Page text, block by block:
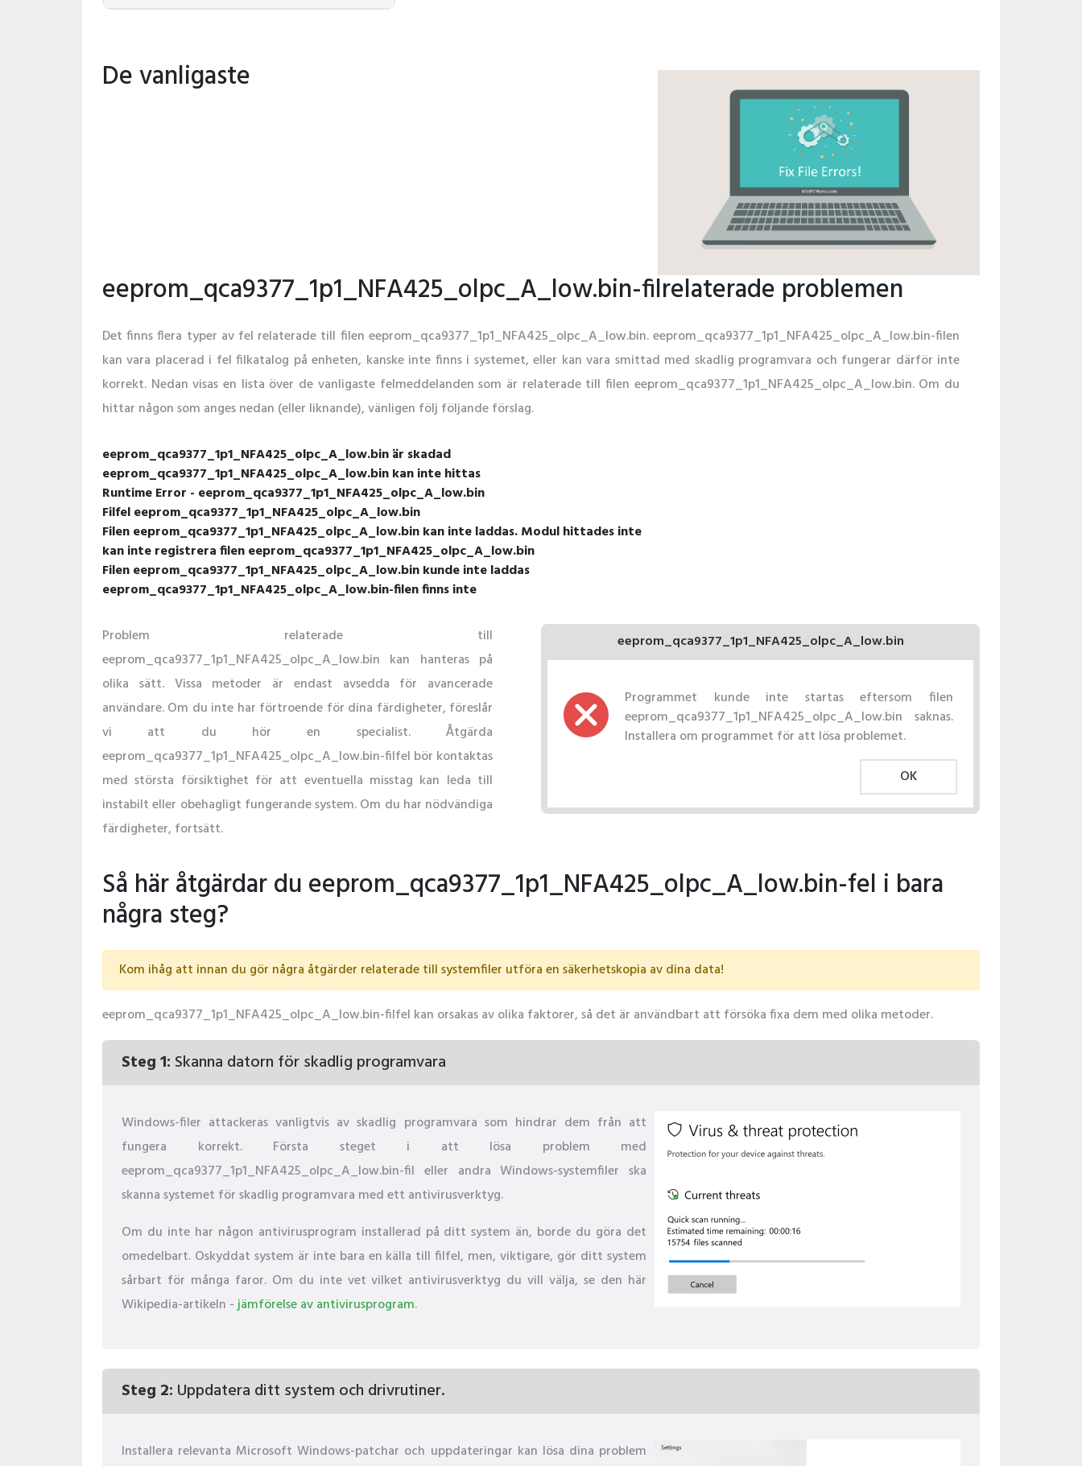
De vanligaste
eeprom_qca9377_1p1_NFA425_olpc_A_low.bin-filrelaterade problemen
Det finns flera typer av fel relaterade till filen eeprom_qca9377_1p1_NFA425_olpc_A_low.bin. eeprom_qca9377_1p1_NFA425_olpc_A_low.bin-filen
kan vara placerad i fel filkatalog på enheten, kanske inte finns i systemet, eller kan vara smittad med skadlig programvara och fungerar därför inte
korrekt. Nedan visas en lista över de vanligaste felmeddelanden som är relaterade till filen eeprom_qca9377_1p1_NFA425_olpc_A_low.bin. Om du
hittar någon som anges nedan (eller liknande), vänligen följ följande förslag.
eeprom_qca9377_1p1_NFA425_olpc_A_low.bin är skadad
eeprom_qca9377_1p1_NFA425_olpc_A_low.bin kan inte hittas
Runtime Error - eeprom_qca9377_1p1_NFA425_olpc_A_low.bin
Filfel eeprom_qca9377_1p1_NFA425_olpc_A_low.bin
Filen eeprom_qca9377_1p1_NFA425_olpc_A_low.bin kan inte laddas. Modul hittades inte
kan inte registrera filen eeprom_qca9377_1p1_NFA425_olpc_A_low.bin
Filen eeprom_qca9377_1p1_NFA425_olpc_A_low.bin kunde inte laddas
eeprom_qca9377_1p1_NFA425_olpc_A_low.bin-filen finns inte
eeprom_qca9377_1p1_NFA425_olpc_A_low.bin
Programmet kunde inte startas eftersom filen
eeprom_qca9377_1p1_NFA425_olpc_A_low.bin saknas.
Installera om programmet för att lösa problemet.
OK
Problem relaterade till
eeprom_qca9377_1p1_NFA425_olpc_A_low.bin kan hanteras på
olika sätt. Vissa metoder är endast avsedda för avancerade
användare. Om du inte har förtroende för dina färdigheter, föreslår
vi att du hör en specialist. Åtgärda
eeprom_qca9377_1p1_NFA425_olpc_A_low.bin-filfel bör kontaktas
med största försiktighet för att eventuella misstag kan leda till
instabilt eller obehagligt fungerande system. Om du har nödvändiga
färdigheter, fortsätt.
Så här åtgärdar du eeprom_qca9377_1p1_NFA425_olpc_A_low.bin-fel i bara
några steg?
Kom ihåg att innan du gör några åtgärder relaterade till systemfiler utföra en säkerhetskopia av dina data!
eeprom_qca9377_1p1_NFA425_olpc_A_low.bin-filfel kan orsakas av olika faktorer, så det är användbart att försöka fixa dem med olika metoder.
Steg 1: Skanna datorn för skadlig programvara
Windows-filer attackeras vanligtvis av skadlig programvara som hindrar dem från att
fungera korrekt. Första steget i att lösa problem med
eeprom_qca9377_1p1_NFA425_olpc_A_low.bin-fil eller andra Windows-systemfiler ska
skanna systemet för skadlig programvara med ett antivirusverktyg.
Om du inte har någon antivirusprogram installerad på ditt system än, borde du göra det
omedelbart. Oskyddat system är inte bara en källa till filfel, men, viktigare, gör ditt system
sårbart för många faror. Om du inte vet vilket antivirusverktyg du vill välja, se den här
Wikipedia-artikeln -jämförelse av antivirusprogram.
Steg 2: Uppdatera ditt system och drivrutiner.
Installera relevanta Microsoft Windows-patchar och uppdateringar kan lösa dina problem